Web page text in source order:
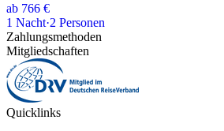
ab 766 €
1 Nacht·2 Personen
Zahlungsmethoden
Mitgliedschaften
Quicklinks